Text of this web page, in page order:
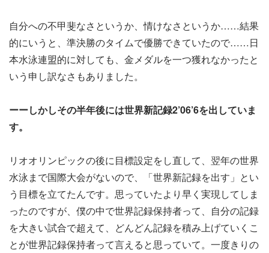
自分への不甲斐なさというか、情けなさというか……結果
的にいうと、準決勝のタイムで優勝できていたので……日
本水泳連盟的に対しても、金メダルを一つ獲れなかったと
いう申し訳なさもありました。
ーーしかしその半年後には世界新記録2’06’6を出していま
す。
リオオリンピックの後に目標設定をし直して、翌年の世界
水泳まで国際大会がないので、「世界新記録を出す」とい
う目標を立てたんです。思っていたより早く実現してしま
ったのですが、僕の中で世界記録保持者って、自分の記録
を大きい試合で超えて、どんどん記録を積み上げていくこ
とが世界記録保持者って言えると思っていて。一度きりの